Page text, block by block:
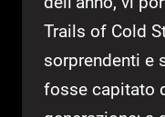
Trails of Cold
sorprendenti e
fosse capitato